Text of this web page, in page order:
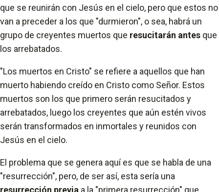
que se reunirán con Jesús en el cielo, pero que estos no
van a preceder a los que "durmieron", o sea, habrá un
grupo de creyentes muertos que resucitarán antes que
los arrebatados.
"Los muertos en Cristo" se refiere a aquellos que han
muerto habiendo creído en Cristo como Señor. Estos
muertos son los que primero serán resucitados y
arrebatados, luego los creyentes que aún estén vivos
serán transformados en inmortales y reunidos con
Jesús en el cielo.
El problema que se genera aquí es que se habla de una
"resurrección", pero, de ser así, esta sería una
resurrección previa a la "primera resurrección" que